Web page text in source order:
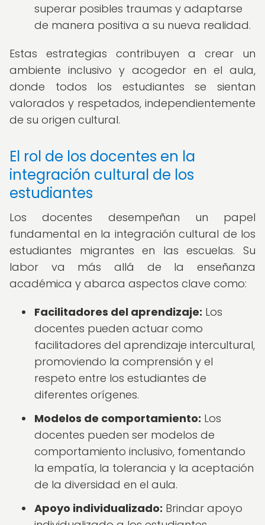
superar posibles traumas y adaptarse
de manera positiva a su nueva realidad.
Estas estrategias contribuyen a crear un
ambiente inclusivo y acogedor en el aula,
donde todos los estudiantes se sientan
valorados y respetados, independientemente
de su origen cultural.
El rol de los docentes en la
integración cultural de los
estudiantes
Los docentes desempeñan un papel
fundamental en la integración cultural de los
estudiantes migrantes en las escuelas. Su
labor va más allá de la enseñanza
académica y abarca aspectos clave como:
Facilitadores del aprendizaje: Los
docentes pueden actuar como
facilitadores del aprendizaje intercultural,
promoviendo la comprensión y el
respeto entre los estudiantes de
diferentes orígenes.
Modelos de comportamiento: Los
docentes pueden ser modelos de
comportamiento inclusivo, fomentando
la empatía, la tolerancia y la aceptación
de la diversidad en el aula.
Apoyo individualizado: Brindar apoyo